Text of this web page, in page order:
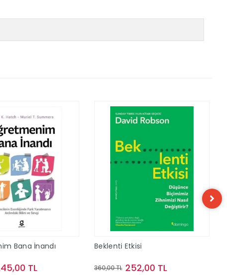
Bana İnandı
TL
Beklenti Etkisi
360,00 TL 252,00 TL